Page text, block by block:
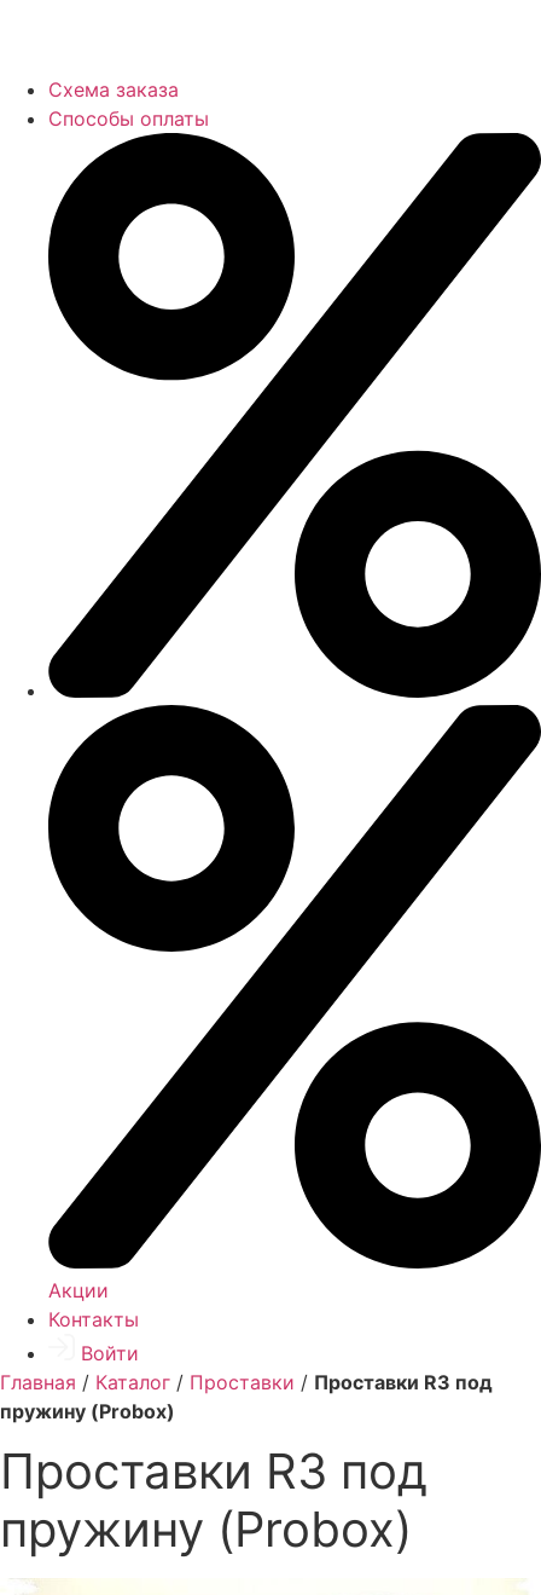
Схема заказа
Способы оплаты
Акции
Контакты
Войти
Главная / Каталог / Проставки / Проставки R3 под
пружину (Probox)
Проставки R3 под
пружину (Probox)